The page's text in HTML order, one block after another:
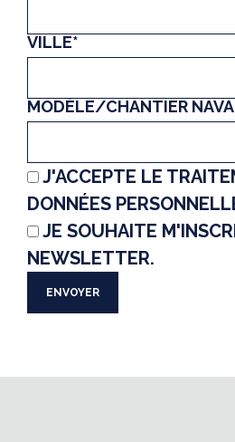
VILLE*
MODÈLE/CHANTIER
J'ACCEPTE LE
DONNÉES
JE SOUHAITE
NEWSLETTER.